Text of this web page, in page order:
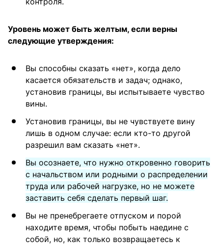
Уровень может быть желтым, если верны
следующие утверждения:
Вы способны сказать «нет», когда дело
касается обязательств и задач; однако,
установив границы, вы испытываете чувство
вины.
Установив границы, вы не чувствуете вину
лишь в одном случае: если кто-то другой
разрешил вам сказать «нет».
Вы осознаете, что нужно откровенно говорить
с начальством или родными о распределении
труда или рабочей нагрузке, но не можете
заставить себя сделать первый шаг.
Вы не пренебрегаете отпуском и порой
находите время, чтобы побыть наедине с
собой, но, как только возвращаетесь к